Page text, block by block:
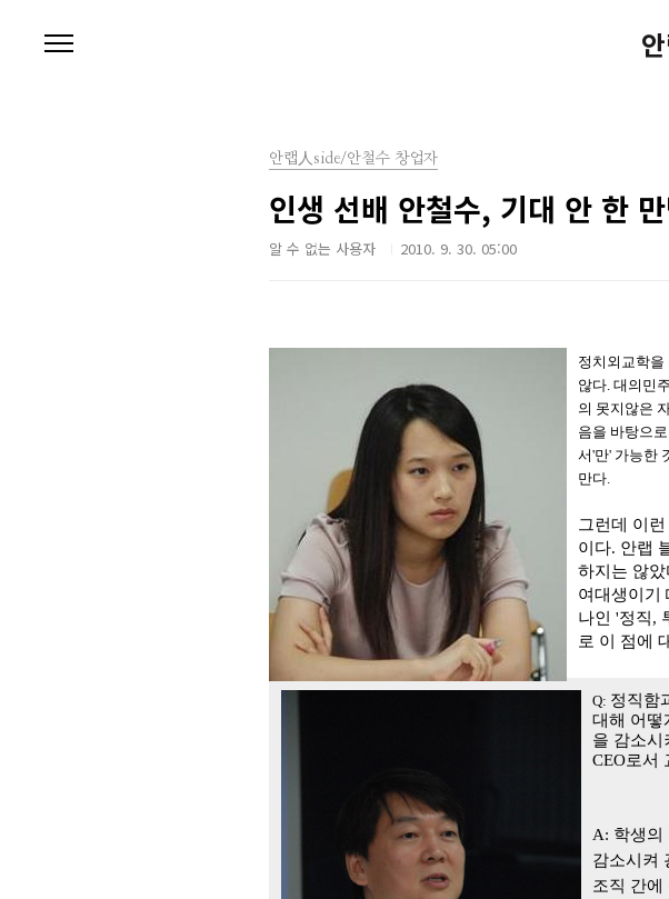
안랩人side/안철수 창업자
인생 선배 안철수, 기대 안 한
알 수 없는 사용자 2010. 9. 30. 05:00
정치외교학을
않다. 대의민
의 못지않은
음을 바탕으
서'만' 가능한
만다.
그런데 이
이다. 안랩
하지는 않
여대생이기
나인 '정직,
로 이 점에
Q: 정직함
대해 어떻
을 감소시
CEO로서
A: 학생의
감소시켜
조직 간에